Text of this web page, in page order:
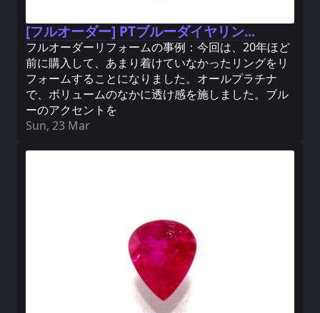
[フルオーダー] PTブルーダイヤリン...
フルオーダーリフォームの事例：今回は、20年ほど
前に購入して、あまり着けていなかったリングをリ
フォームすることになりました。オールプラチナ
で、ボリュームのなかに透け感を施しました。ブル
ーのアクセントを
Sun, 23 Mar